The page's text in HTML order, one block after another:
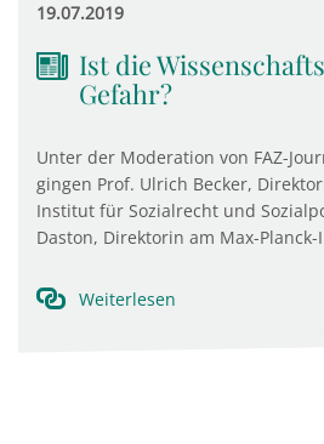
19.07.2019
Ist die
Gefahr?
Unter der Moderation von FAZ-
gingen Prof. Ulrich Becker,
Institut für Sozialrecht und
Daston, Direktorin am Max-Planck-I
Weiterlesen